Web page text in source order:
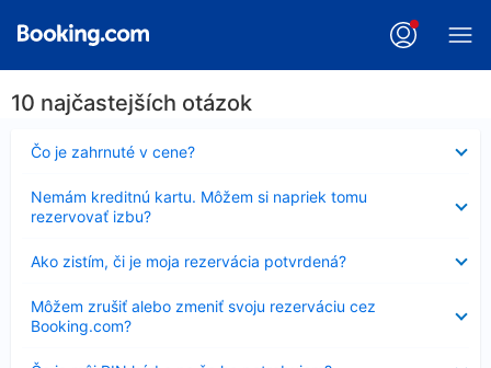
10 najčastejších otázok
Čo je zahrnuté v cene?
Nezobrazuje
sa
Nemám kreditnú kartu. Môžem si napriek tomu
rezervovať izbu?
sa
Ako zistím, či je moja rezervácia potvrdená?
sa
Môžem zrušiť alebo zmeniť svoju rezerváciu cez
Booking.com?
sa
Nezobrazuje